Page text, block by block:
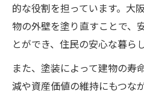
的な役割を担っています。大
物の外壁を塗り直すことで、
とができ、住民の安心な暮ら
また、塗装によって建物の寿
減や資産価値の維持にもつな